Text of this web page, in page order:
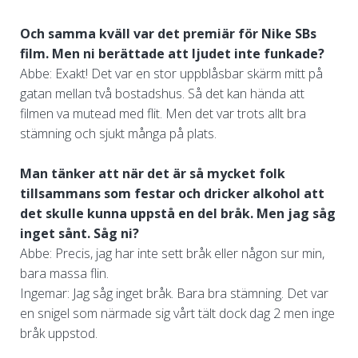
Och samma kväll var det premiär för Nike SBs
film. Men ni berättade att ljudet inte funkade?
Abbe: Exakt! Det var en stor uppblåsbar skärm mitt på
gatan mellan två bostadshus. Så det kan hända att
filmen va mutead med flit. Men det var trots allt bra
stämning och sjukt många på plats.
Man tänker att när det är så mycket folk
tillsammans som festar och dricker alkohol att
det skulle kunna uppstå en del bråk. Men jag såg
inget sånt. Såg ni?
Abbe: Precis, jag har inte sett bråk eller någon sur min,
bara massa flin.
Ingemar: Jag såg inget bråk. Bara bra stämning. Det var
en snigel som närmade sig vårt tält dock dag 2 men inge
bråk uppstod.